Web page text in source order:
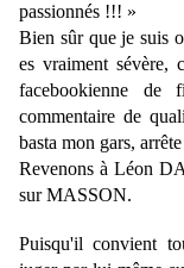
passionnés !!! »
Bien sûr que je suis
es vraiment sévère,
facebookienne
commentaire de
basta mon gars,
Revenons à Léon
sur MASSON.
Puisqu'il convient